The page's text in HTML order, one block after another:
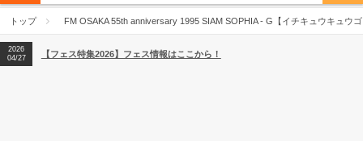
トップ FM OSAKA 55th anniversary 1995 SIAM SOPHIA - G【イチキュウキュウ
04/27
2026
【ライブ動員ランキング】2026年上半期編発表！
2026
04/27
【フェス特集2026】フェス情報はここから！